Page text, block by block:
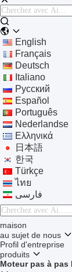
English
Français
Deutsch
Italiano
Русский
Español
Português
Nederlandse
Ελληνικά
日本語
한국
Türkçe
ไทย
فارسی
maison
au sujet de nous
Profil d'entreprise
produits
Moteur pas à pas